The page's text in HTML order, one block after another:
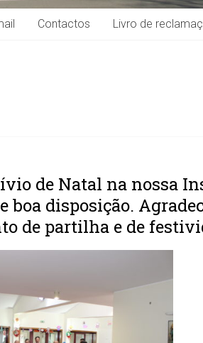
Contactos Livro de
de Natal na nossa
disposição.
de partilha e de